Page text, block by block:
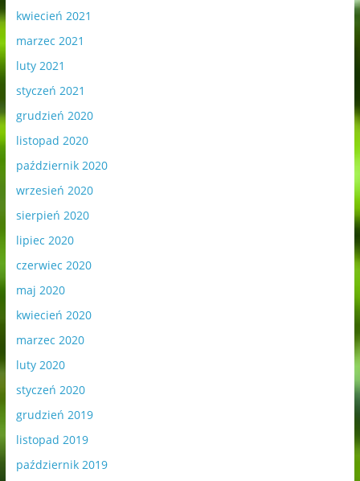
kwiecień 2021
marzec 2021
luty 2021
styczeń 2021
grudzień 2020
listopad 2020
październik 2020
wrzesień 2020
sierpień 2020
lipiec 2020
czerwiec 2020
maj 2020
kwiecień 2020
marzec 2020
luty 2020
styczeń 2020
grudzień 2019
listopad 2019
październik 2019